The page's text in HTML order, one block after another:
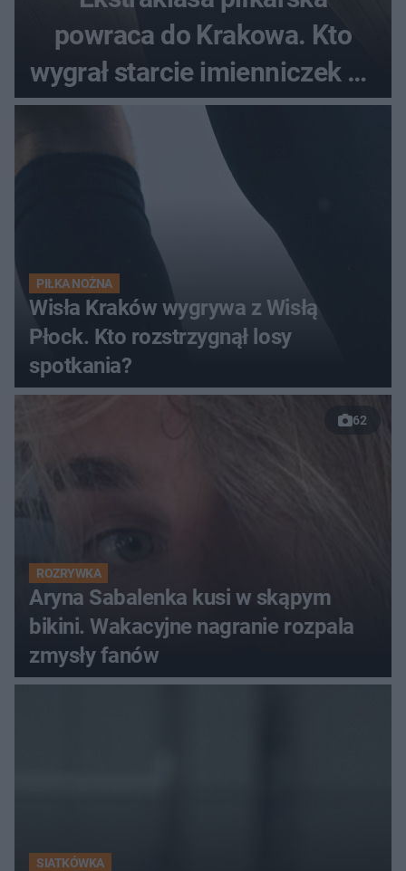
powraca do Krakowa. Kto
wygrał starcie imienniczek na
pełnym stadionie
PIŁKA NOŻNA
Wisła Kraków wygrywa z Wisłą
Płock. Kto rozstrzygnął losy
spotkania?
62
ROZRYWKA
Aryna Sabalenka kusi w skąpym
bikini. Wakacyjne nagranie rozpala
zmysły fanów
SIATKÓWKA